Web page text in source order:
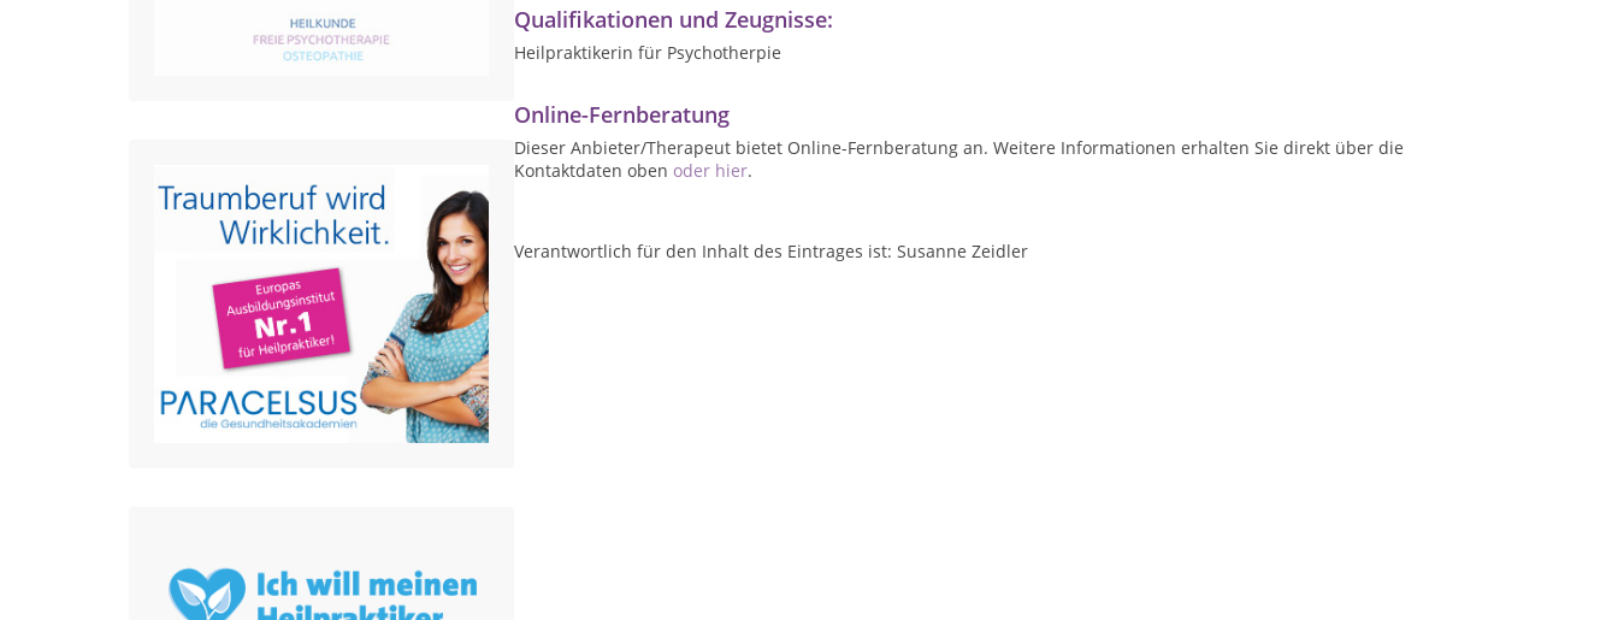
Qualifikationen und Zeugnisse:
Heilpraktikerin für Psychotherpie
Online-Fernberatung
Dieser Anbieter/Therapeut bietet Online-Fernberatung an. Weitere Informationen erhalten Sie direkt über die
Kontaktdaten oben oder hier.
Verantwortlich für den Inhalt des Eintrages ist: Susanne Zeidler